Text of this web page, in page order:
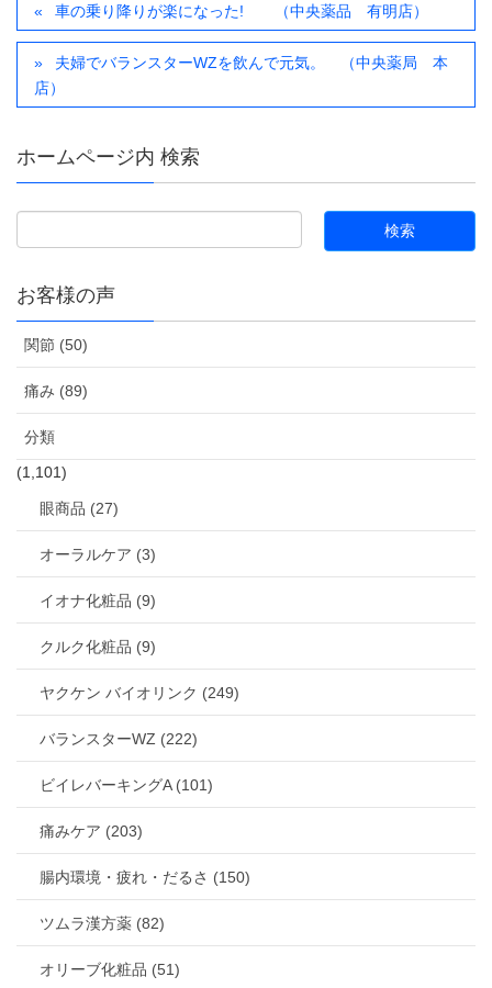
車の乗り降りが楽になった! （中央薬品 有明店）
夫婦でバランスターWZを飲んで元気。 （中央薬局 本
店）
ホームページ内 検索
お客様の声
関節 (50)
痛み (89)
分類
(1,101)
眼商品 (27)
オーラルケア (3)
イオナ化粧品 (9)
クルク化粧品 (9)
ヤクケン バイオリンク (249)
バランスターWZ (222)
ビイレバーキングA (101)
痛みケア (203)
腸内環境・疲れ・だるさ (150)
ツムラ漢方薬 (82)
オリーブ化粧品 (51)